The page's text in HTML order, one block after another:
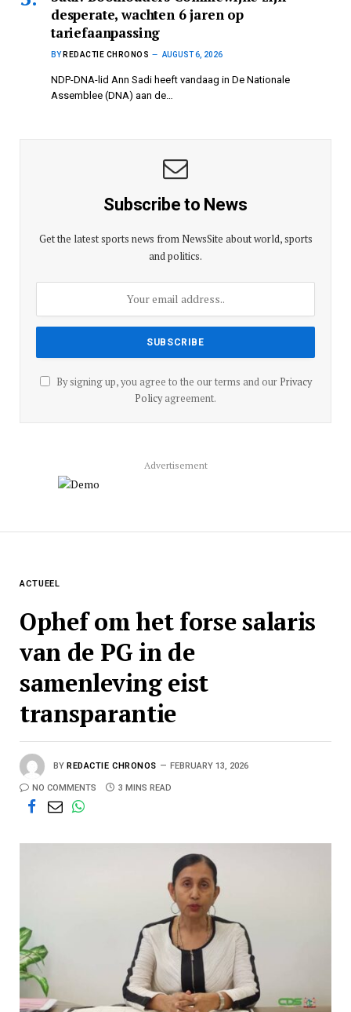
desperate, wachten 6 jaren op
tariefaanpassing
BY REDACTIE CHRONOS AUGUST 6, 2026
NDP-DNA-lid Ann Sadi heeft vandaag in De Nationale
Assemblee (DNA) aan de…
Subscribe to News
Get the latest sports news from NewsSite about world, sports
and politics.
By signing up, you agree to the our terms and our Privacy
Policyagreement.
Advertisement
ACTUEEL
Ophef om het forse salaris
van de PG in de
samenleving eist
transparantie
BY REDACTIE CHRONOS FEBRUARY 13, 2026
NO COMMENTS 3 MINS READ